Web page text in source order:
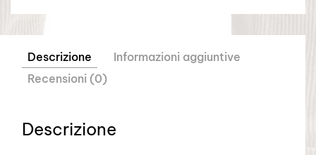
Descrizione
Informazioni aggiuntive
Recensioni (0)
Descrizione